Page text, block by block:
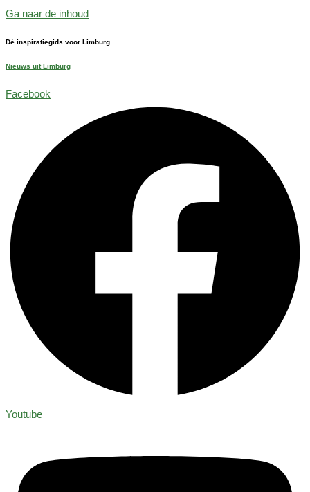
Ga naar de inhoud
Dé inspiratiegids voor Limburg
Nieuws uit Limburg
Facebook
Youtube